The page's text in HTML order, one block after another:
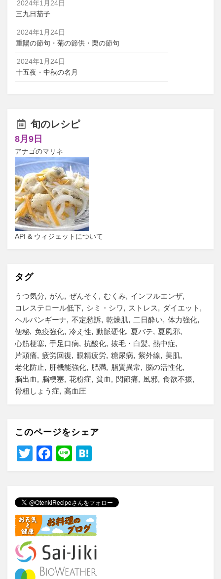
2024年1月24日
三九日茄子
2024年1月24日
重陽の節句・菊の節供・栗の節句
2024年1月24日
十五夜・中秋の名月
旬のレシピ
8月9日
アナゴのマリネ
API & ウィジェットについて
タグ
うつ気分 がん ぜんそく むくみ
インフルエンザ
コレステロール低下
シミ・シワ ストレス
ダイエット
ヘルパンギーナ
不定愁訴 乾燥肌 二日酔い
体力強化
便秘 免疫強化 冷え性 動脈硬化 夏バテ
夏風邪
心筋梗塞 手足口病 抗酸化 抜毛・白髪 熱中症
片頭痛
疲労回復 眼精疲労 糖尿病 紫外線
美肌
老化防止
肝機能強化 肥満 脂質異常
脳の活性化
脳出血
脳梗塞 花粉症 貧血 関節痛 風邪 食欲不振
骨粗しょう症
高血圧
このページをシェア
T
er
F
e
b
o
o
k
Li
n
a